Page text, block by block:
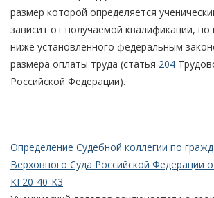
размер которой определяется
зависит от получаемой квалификации,
ниже установленного федеральным
размера оплаты труда (статья 204
Российской Федерации).
Определение Судебной коллегии по
Верховного Суда Российской Федерации
КГ20-40-К3